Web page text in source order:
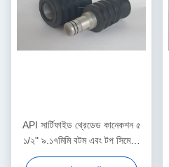
API সার্টিফাইড থ্রেডেড কানেকশন ৫
১/২" ৯.১৭মিমি বটম এবং টপ সিমেন্টিং
প্লাগ হাই-প্রেসার ও হাই টেম্পারেচার